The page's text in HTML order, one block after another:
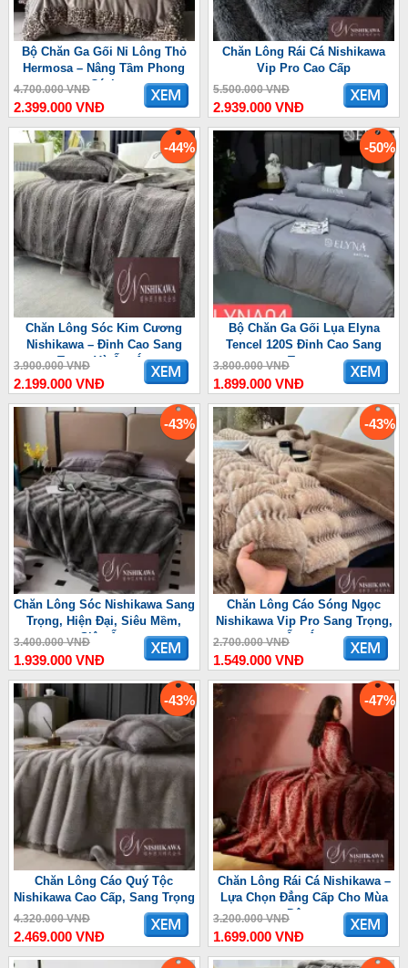
Bộ Chăn Ga Gối Nỉ Lông Thỏ
Hermosa – Nâng Tầm Phong
Cách
4.700.000 VNĐ
2.399.000 VNĐ
Chăn Lông Rái Cá Nishikawa
Vip Pro Cao Cấp
5.500.000 VNĐ
2.939.000 VNĐ
-44%
Chăn Lông Sóc Kim Cương
Nishikawa – Đỉnh Cao Sang
Trọng Và Ấm Áp
3.900.000 VNĐ
2.199.000 VNĐ
-50%
Bộ Chăn Ga Gối Lụa Elyna
Tencel 120S Đỉnh Cao Sang
Trọng
3.800.000 VNĐ
1.899.000 VNĐ
-43%
Chăn Lông Sóc Nishikawa Sang
Trọng, Hiện Đại, Siêu Mềm,
Siêu Ấm
3.400.000 VNĐ
1.939.000 VNĐ
-43%
Chăn Lông Cáo Sóng Ngọc
Nishikawa Vip Pro Sang Trọng,
Ấm Áp
2.700.000 VNĐ
1.549.000 VNĐ
-43%
Chăn Lông Cáo Quý Tộc
Nishikawa Cao Cấp, Sang Trọng
4.320.000 VNĐ
2.469.000 VNĐ
-47%
Chăn Lông Rái Cá Nishikawa –
Lựa Chọn Đẳng Cấp Cho Mùa
Đông
3.200.000 VNĐ
1.699.000 VNĐ